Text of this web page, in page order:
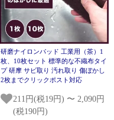
研磨ナイロンパッド 工業用（茶）1
枚、10枚セット 標準的な不織布タイ
プ 研摩 サビ取り 汚れ取り 傷ぼかし
2枚までクリックポスト対応
211円(税19円) 〜 2,090円
(税190円)